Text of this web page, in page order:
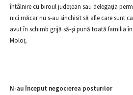
întâlnire cu biroul judeţean sau delegaţia
nici măcar nu s-au sinchisit să afle care sunt
avut în schimb grijă să-şi pună toată familia în
Moloţ.
N-au început negocierea posturilor